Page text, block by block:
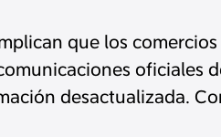
que los
oficiales
desactualizada.